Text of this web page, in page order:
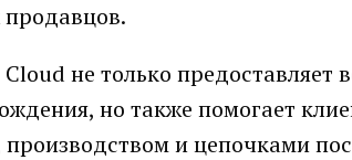
не только предоставляет
но также помогает
и цепочками